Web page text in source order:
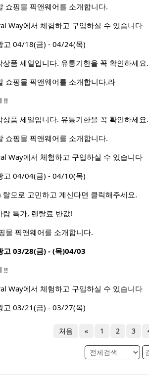
쇼핑몰 픽앤웨어를 소개합니다.
Way에서 체험하고 구입하실 수 있습니다
고 04/18(금) - 04/24(목)
상품 세일입니다. 유통기한을 꼭 확인하세요.
쇼핑몰 픽앤웨어를 소개합니다.라
!!
상품 세일입니다. 유통기한을 꼭 확인하세요.
쇼핑몰 픽앤웨어를 소개합니다.
Way에서 체험하고 구입하실 수 있습니다
고 04/04(금) - 04/10(목)
탈모로 고민하고 계신다면 클릭해주세요.
특가, 렌탈료 반값!
몰 픽앤웨어를 소개합니다.
고 03/28(금) - (목)04/03
!!
Way에서 체험하고 구입하실 수 있습니다
고 03/21(금) - 03/27(목)
처음 « 1 2 3